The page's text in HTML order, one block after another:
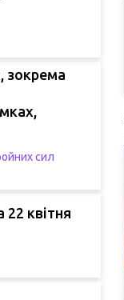
зокрема
сил
22 квітня